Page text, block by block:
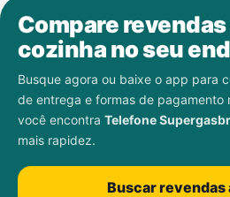
Compare revendas
cozinha no seu
Busque agora ou baixe o app para
de entrega e formas de pagamento
você encontra Telefone
mais rapidez.
Buscar revendas